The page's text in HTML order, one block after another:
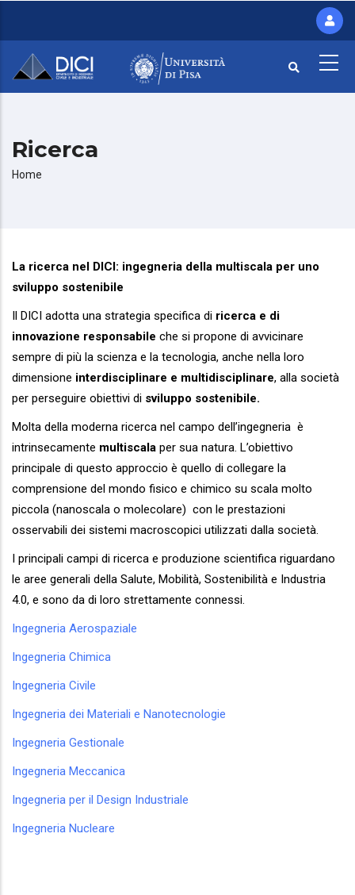
contenuto
principale
Ricerca
Briciole
Home
La ricerca nel DICI: ingegneria della multiscala per uno
sviluppo sostenibile
Il DICI adotta una strategia specifica di ricerca e di
innovazione responsabile che si propone di avvicinare
sempre di più la scienza e la tecnologia, anche nella loro
dimensione interdisciplinare e multidisciplinare, alla società
per perseguire obiettivi di sviluppo sostenibile.
Molta della moderna ricerca nel campo dell’ingegneria è
intrinsecamente multiscala per sua natura. L’obiettivo
principale di questo approccio è quello di collegare la
comprensione del mondo fisico e chimico su scala molto
piccola (nanoscala o molecolare) con le prestazioni
osservabili dei sistemi macroscopici utilizzati dalla società.
I principali campi di ricerca e produzione scientifica riguardano
le aree generali della Salute, Mobilità, Sostenibilità e Industria
4.0, e sono da di loro strettamente connessi.
Ingegneria Aerospaziale
Ingegneria Chimica
Ingegneria Civile
Ingegneria dei Materiali e Nanotecnologie
Ingegneria Gestionale
Ingegneria Meccanica
Ingegneria per il Design Industriale
Ingegneria Nucleare